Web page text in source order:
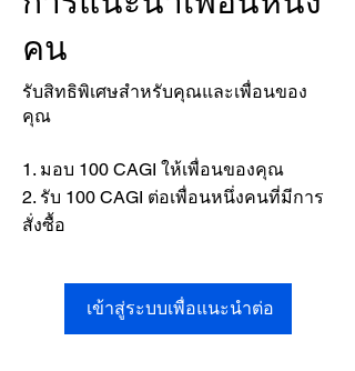
คน
รับสิทธิพิเศษสำหรับคุณและเพื่อนของ
คุณ
มอบ 100 CAGI ให้เพื่อนของคุณ
รับ 100 CAGI ต่อเพื่อนหนึ่งคนที่มีการ
สั่งซื้อ
เข้าสู่ระบบเพื่อแนะนำต่อ